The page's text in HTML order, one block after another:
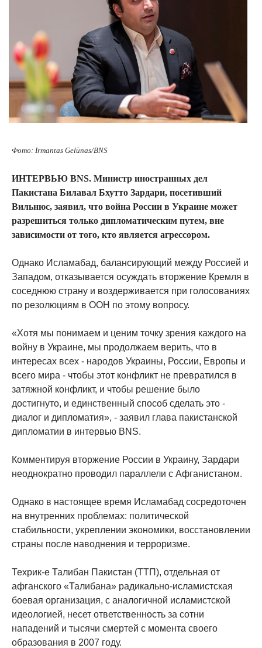
Фото: Irmantas Gelūnas/BNS
ИНТЕРВЬЮ BNS. Министр иностранных дел
Пакистана Билавал Бхутто Зардари, посетивший
Вильнюс, заявил, что война России в Украине может
разрешиться только дипломатическим путем, вне
зависимости от того, кто является агрессором.
Однако Исламабад, балансирующий между Россией и
Западом, отказывается осуждать вторжение Кремля в
соседнюю страну и воздерживается при голосованиях
по резолюциям в ООН по этому вопросу.
«Хотя мы понимаем и ценим точку зрения каждого на
войну в Украине, мы продолжаем верить, что в
интересах всех - народов Украины, России, Европы и
всего мира - чтобы этот конфликт не превратился в
затяжной конфликт, и чтобы решение было
достигнуто, и единственный способ сделать это -
диалог и дипломатия», - заявил глава пакистанской
дипломатии в интервью BNS.
Комментируя вторжение России в Украину, Зардари
неоднократно проводил параллели с Афганистаном.
Однако в настоящее время Исламабад сосредоточен
на внутренних проблемах: политической
стабильности, укреплении экономики, восстановлении
страны после наводнения и терроризме.
Техрик-е Талибан Пакистан (ТТП), отдельная от
афганского «Талибана» радикально-исламистская
боевая организация, с аналогичной исламистской
идеологией, несет ответственность за сотни
нападений и тысячи смертей с момента своего
образования в 2007 году.